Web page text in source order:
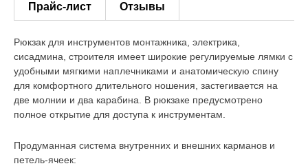
Прайс-лист Отзывы
Рюкзак для инструментов монтажника, электрика,
сисадмина, строителя имеет широкие регулируемые лямки с
удобными мягкими наплечниками и анатомическую спину
для комфортного длительного ношения, застегивается на
две молнии и два карабина. В рюкзаке предусмотрено
полное открытие для доступа к инструментам.
Продуманная система внутренних и внешних карманов и
петель-ячеек: